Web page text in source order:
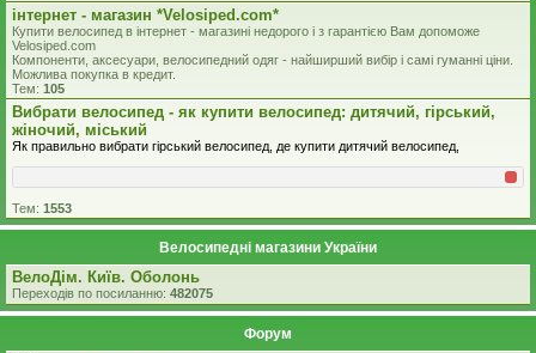
iнтернет - магазин *Velosiped.com*
Купити велосипед в інтернет - магазині недорого і з гарантією Вам допоможе
Velosiped.com
Компоненти, аксесуари, велосипедний одяг - найширший вибір і самі гуманні ціни.
Можлива покупка в кредит.
Тем: 105
Вибрати велосипед - як купити велосипед: дитячий, гірський,
жіночий, міський
Як правильно вибрати гірський велосипед, де купити дитячий велосипед,
Тем: 1553
Велосипедні магазини України
ВелоДім. Київ. Оболонь
Переходів по посиланню: 482075
Форум